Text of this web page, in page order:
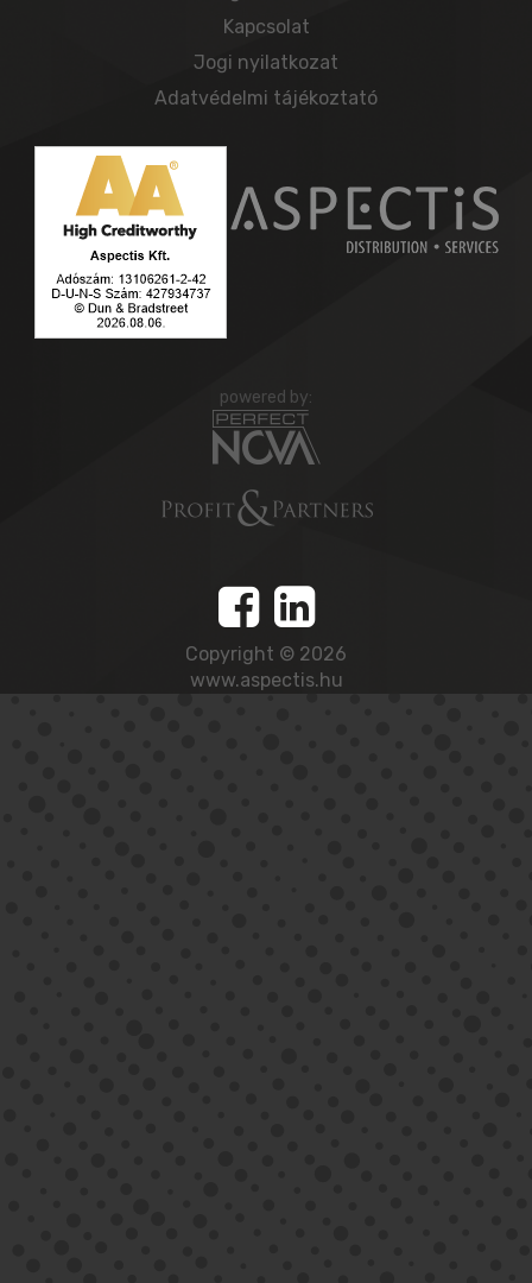
Kapcsolat
Jogi nyilatkozat
Adatvédelmi tájékoztató
powered by:
Copyright © 2026
www.aspectis.hu